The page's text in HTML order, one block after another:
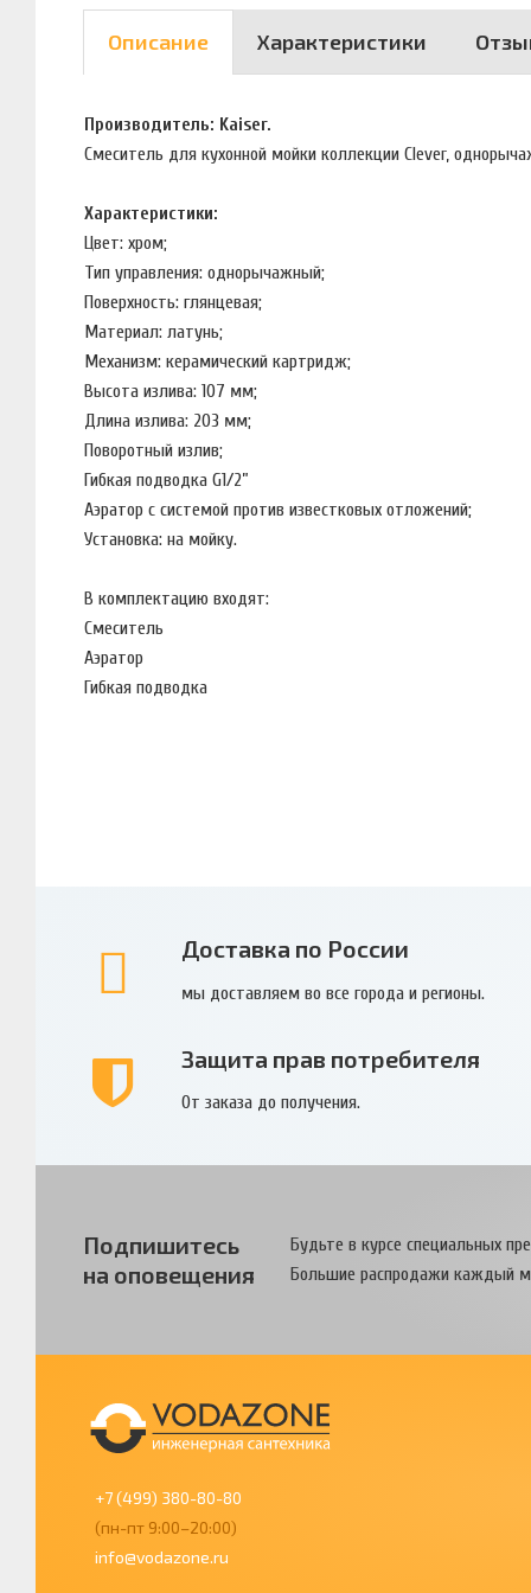
Описание Характеристики
Производитель: Kaiser.
Смеситель для кухонной мойки коллекции Clever,
Характеристики:
Цвет: хром;
Тип управления: однорычажный;
Поверхность: глянцевая;
Материал: латунь;
Механизм: керамический картридж;
Высота излива: 107 мм;
Длина излива: 203 мм;
Поворотный излив;
Гибкая подводка G1/2”
Аэратор с системой против известковых отложений;
Установка: на мойку.
В комплектацию входят:
Смеситель
Аэратор
Гибкая подводка
Доставка по России
мы доставляем во все города и регионы.
Защита прав потребителя
От заказа до получения.
Подпишитесь
на оповещения
Будьте в курсе специальных
Большие распродажи каждый
+7 (499) 380-80-80
(пн-пт 9:00–20:00)
info@vodazone.ru